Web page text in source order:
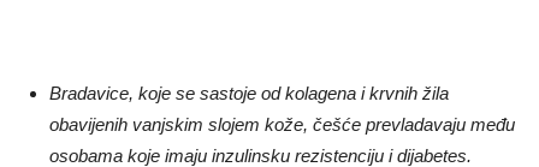
Bradavice, koje se sastoje od kolagena i krvnih žila
obavijenih vanjskim slojem kože, češće prevladavaju među
osobama koje imaju inzulinsku rezistenciju i dijabetes.